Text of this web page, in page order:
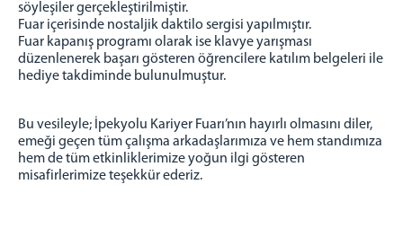
Uzlaştırma Bürosu
Faaliyetlerimiz
söyleşiler gerçekleştirilmiştir.
Fuar içerisinde nostaljik daktilo sergisi yapılmıştır.
Fuar kapanış programı olarak ise klavye yarışması
düzenlenerek başarı gösteren öğrencilere katılım belgeleri ile
hediye takdiminde bulunulmuştur.
Bu vesileyle; İpekyolu Kariyer Fuarı’nın hayırlı olmasını diler,
emeği geçen tüm çalışma arkadaşlarımıza ve hem standımıza
hem de tüm etkinliklerimize yoğun ilgi gösteren
misafirlerimize teşekkür ederiz.